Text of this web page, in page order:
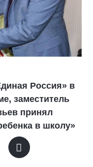
Россия» в
заместитель
принял
в школу»